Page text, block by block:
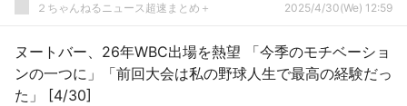
２ちゃんねるニュース超速まとめ＋ 2025/4/30(We) 12:59
ヌートバー、26年WBC出場を熱望 「今季のモチベーショ
ンの一つに」「前回大会は私の野球人生で最高の経験だっ
た」 [4/30]